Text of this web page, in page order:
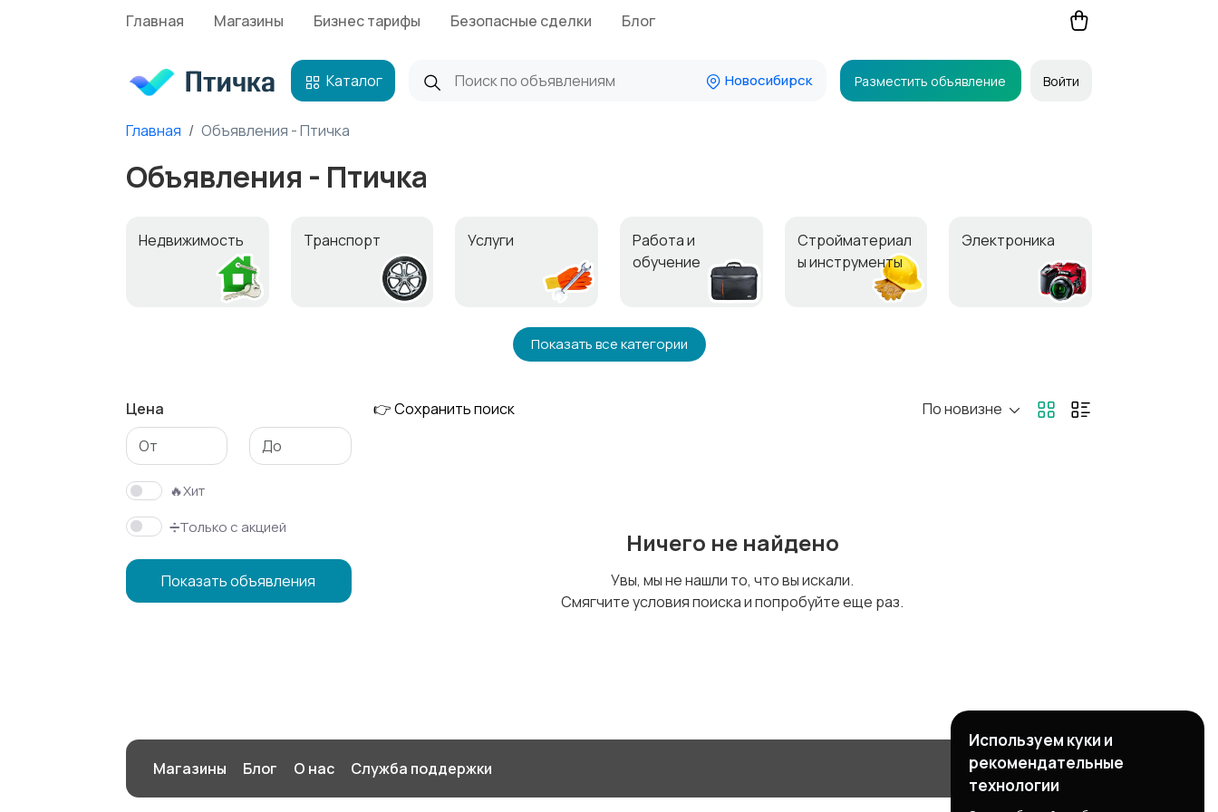
Главная Магазины Бизнес тарифы Безопасные сделки Блог
Каталог Новосибирск Разместить объявление Войти
Главная Объявления - Птичка
Объявления - Птичка
Недвижимость Транспорт Услуги
Работа и
обучение
Стройматериал
ы инструменты
Электроника
Для дома и дачи Образ жизни
Спорт и отдых
здоровье
Показать все категории
Цена
🔥Хит
➗Только с акцией
Показать объявления
👉 Сохранить поиск По новизне
Ничего не найдено
Увы, мы не нашли то, что вы искали.
Смягчите условия поиска и попробуйте еще раз.
Магазины Блог О нас Служба поддержки
Используем куки и
рекомендательные
технологии